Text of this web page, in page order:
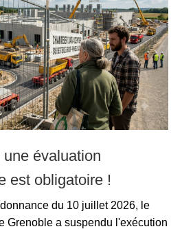
évaluation
est obligatoire !
du 10 juillet 2026, le
Grenoble a suspendu l'exécution